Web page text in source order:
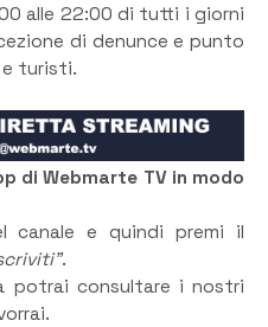
alle 22:00 di tutti i giorni
di denunce e punto
turisti.
di Webmarte TV in modo
canale e quindi premi il
.
potrai consultare i nostri